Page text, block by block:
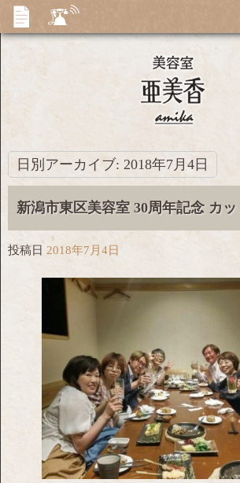
日別アーカイブ: 2018年7月4日
新潟市東区美容室 30周年記念 カッ
投稿日 2018年7月4日